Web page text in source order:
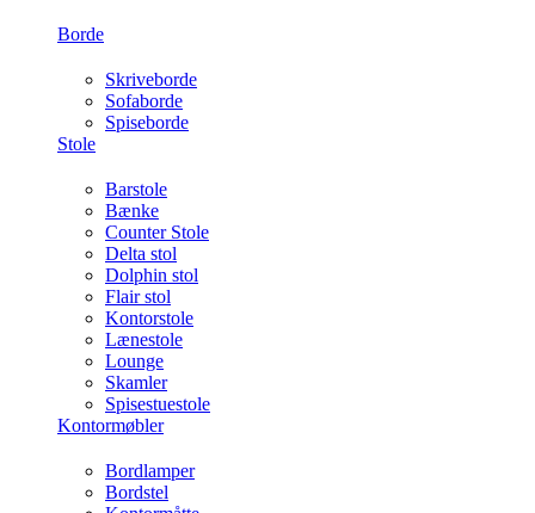
Borde
Skriveborde
Sofaborde
Spiseborde
Stole
Barstole
Bænke
Counter Stole
Delta stol
Dolphin stol
Flair stol
Kontorstole
Lænestole
Lounge
Skamler
Spisestuestole
Kontormøbler
Bordlamper
Bordstel